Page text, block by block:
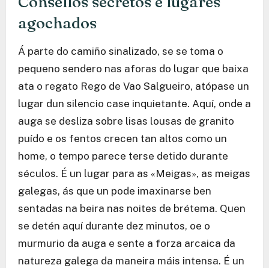
agochados
Á parte do camiño sinalizado, se se toma o
pequeno sendero nas aforas do lugar que baixa
ata o regato Rego de Vao Salgueiro, atópase un
lugar dun silencio case inquietante. Aquí, onde a
auga se desliza sobre lisas lousas de granito
puído e os fentos crecen tan altos como un
home, o tempo parece terse detido durante
séculos. É un lugar para as «Meigas», as meigas
galegas, ás que un pode imaxinarse ben
sentadas na beira nas noites de brétema. Quen
se detén aquí durante dez minutos, oe o
murmurio da auga e sente a forza arcaica da
natureza galega da maneira máis intensa. É un